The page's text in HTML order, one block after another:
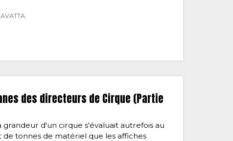
des directeurs de Cirque (Partie
d'un cirque s'évaluait autrefois au
tonnes de matériel que les affiches